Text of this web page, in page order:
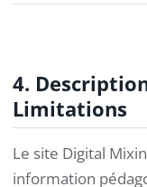
4.
Limitations
Le site Digital
information